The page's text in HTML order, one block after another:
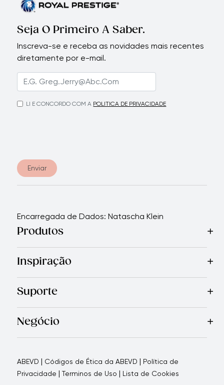
Seja O Primeiro A Saber.
Inscreva-se e receba as novidades mais recentes
diretamente por e-mail.
LI E CONCORDO COM A POLITICA DE PRIVACIDADE
Enviar
Encarregada de Dados: Natascha Klein
Produtos
Mais VendidosCozinhaFacasTalheresEletrodomésticos
Inspiração
ReceitasBlogRevista Royal PrestigePrograma de
Suporte
Garantia LimitadaQuem SomosEntre em Contato
Negócio
Porque nos escolherComo apoiamos seu negócio
ABEVD | Códigos de Ética da ABEVD | Política de
Privacidade |Terminos de Uso | Lista de Cookies